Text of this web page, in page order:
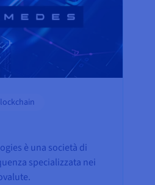
è una società di
specializzata nei